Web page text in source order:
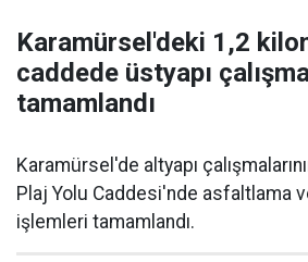
Karamürsel'deki 1,2
caddede üstyapı
tamamlandı
Karamürsel'de altyapı
Plaj Yolu Caddesi'nde asfaltlama
işlemleri tamamlandı.